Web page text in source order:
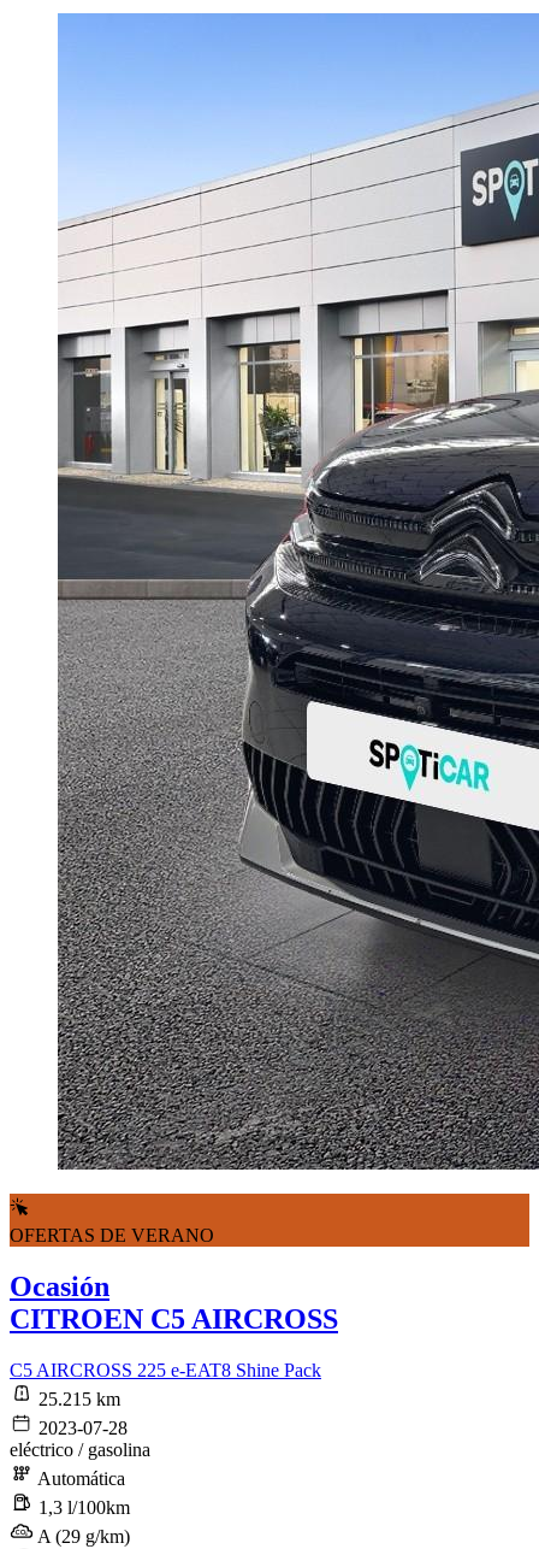
OFERTAS DE VERANO
Ocasión
CITROEN C5 AIRCROSS
C5 AIRCROSS 225 e-EAT8 Shine Pack
25.215 km
2023-07-28
eléctrico / gasolina
Automática
1,3 l/100km
A (29 g/km)